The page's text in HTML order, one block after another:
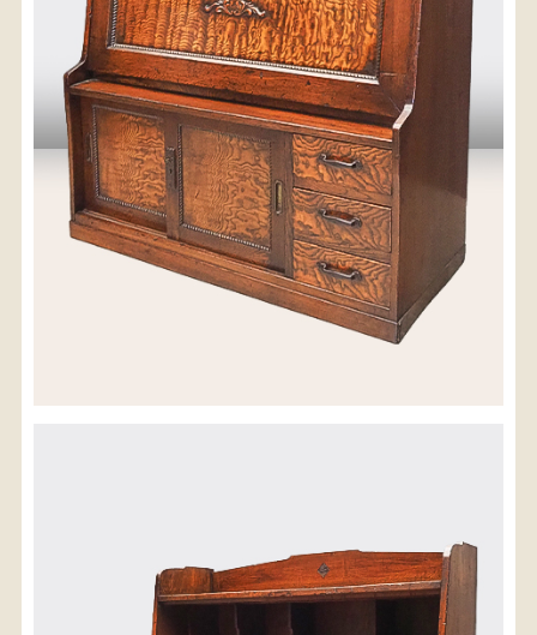
【送料を確認する】
お届け先、送料ランクを選択する事で送料が表
示されます。
お届け先
送料ランク